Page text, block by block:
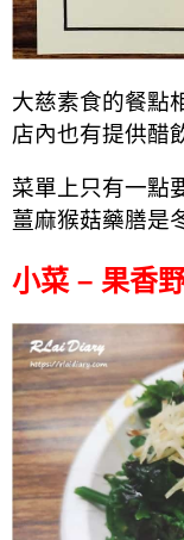
大慈素食的餐點
店內也有提供醋
菜單上只有一點
薑麻猴菇藥膳是
小菜 – 果香